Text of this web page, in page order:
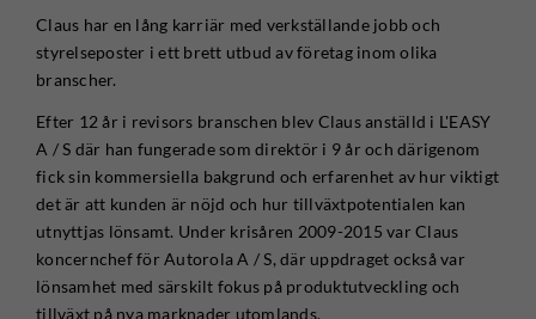
Claus har en lång karriär med verkställande jobb och
styrelseposter i ett brett utbud av företag inom olika
branscher.
Efter 12 år i revisors branschen blev Claus anställd i L'EASY
A / S där han fungerade som direktör i 9 år och därigenom
fick sin kommersiella bakgrund och erfarenhet av hur viktigt
det är att kunden är nöjd och hur tillväxtpotentialen kan
utnyttjas lönsamt. Under krisåren 2009-2015 var Claus
koncernchef för Autorola A / S, där uppdraget också var
lönsamhet med särskilt fokus på produktutveckling och
tillväxt på nya marknader utomlands.